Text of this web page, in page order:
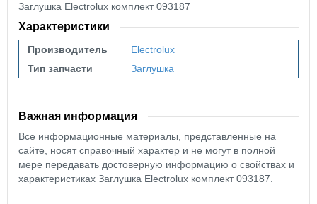
Заглушка Electrolux комплект 093187
Характеристики
Производитель
Electrolux
Тип запчасти
Заглушка
Важная информация
Все информационные материалы, представленные на
сайте, носят справочный характер и не могут в полной
мере передавать достоверную информацию о свойствах и
характеристиках Заглушка Electrolux комплект 093187.